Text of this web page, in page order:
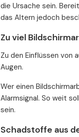
die Ursache sein.
das Altern jedoch
Zu viel
Zu den Einflüssen von
Augen.
Wer einen
Alarmsignal. So weit
sein.
Schadstoffe aus